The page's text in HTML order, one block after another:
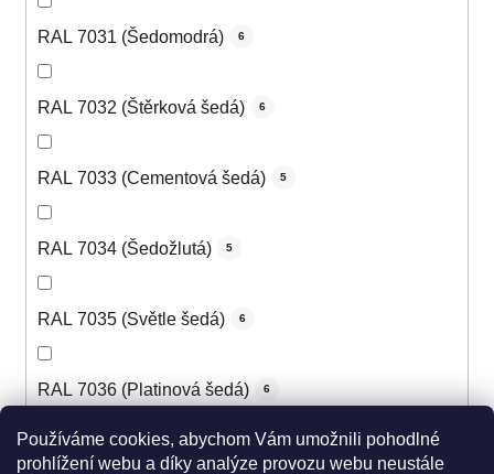
Používáme cookies, abychom Vám umožnili pohodlné
prohlížení webu a díky analýze provozu webu neustále
RAL 7031 (Šedomodrá) 6
RAL 7032 (Štěrková šedá) 6
RAL 7033 (Cementová šedá) 5
RAL 7034 (Šedožlutá) 5
RAL 7035 (Světle šedá) 6
RAL 7036 (Platinová šedá) 6
RAL 7037 (Prachová šedá) 6